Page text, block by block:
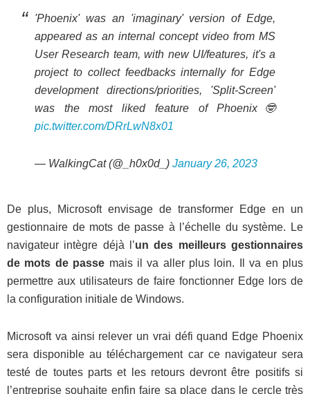
'Phoenix' was an 'imaginary' version of Edge,
appeared as an internal concept video from MS
User Research team, with new UI/features, it's a
project to collect feedbacks internally for Edge
development directions/priorities, 'Split-Screen'
was the most liked feature of Phoenix🤓
pic.twitter.com/DRrLwN8x01
— WalkingCat (@_h0x0d_) January 26, 2023
De plus, Microsoft envisage de transformer Edge en un
gestionnaire de mots de passe à l’échelle du système. Le
navigateur intègre déjà l’un des meilleurs gestionnaires
de mots de passe mais il va aller plus loin. Il va en plus
permettre aux utilisateurs de faire fonctionner Edge lors de
la configuration initiale de Windows.
Microsoft va ainsi relever un vrai défi quand Edge Phoenix
sera disponible au téléchargement car ce navigateur sera
testé de toutes parts et les retours devront être positifs si
l’entreprise souhaite enfin faire sa place dans le cercle très